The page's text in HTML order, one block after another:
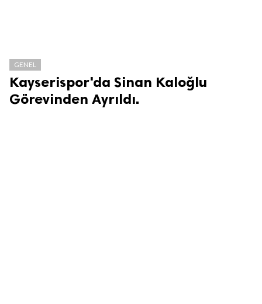
GENEL
Kayserispor'da Sinan Kaloğlu
Görevinden Ayrıldı.